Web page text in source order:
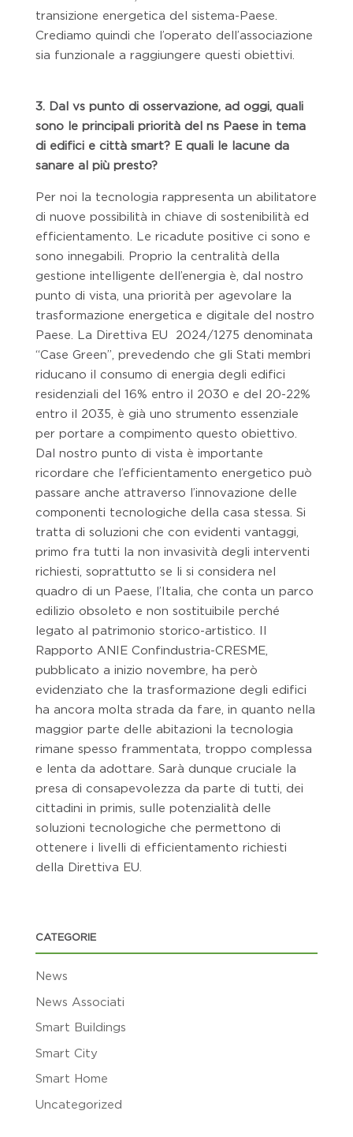
transizione energetica del sistema-Paese.
Crediamo quindi che l’operato dell’associazione
sia funzionale a raggiungere questi obiettivi.
3. Dal vs punto di osservazione, ad oggi, quali
sono le principali priorità del ns Paese in tema
di edifici e città smart? E quali le lacune da
sanare al più presto?
Per noi la tecnologia rappresenta un abilitatore
di nuove possibilità in chiave di sostenibilità ed
efficientamento. Le ricadute positive ci sono e
sono innegabili. Proprio la centralità della
gestione intelligente dell’energia è, dal nostro
punto di vista, una priorità per agevolare la
trasformazione energetica e digitale del nostro
Paese. La Direttiva EU 2024/1275 denominata
“Case Green”, prevedendo che gli Stati membri
riducano il consumo di energia degli edifici
residenziali del 16% entro il 2030 e del 20-22%
entro il 2035, è già uno strumento essenziale
per portare a compimento questo obiettivo.
Dal nostro punto di vista è importante
ricordare che l’efficientamento energetico può
passare anche attraverso l’innovazione delle
componenti tecnologiche della casa stessa. Si
tratta di soluzioni che con evidenti vantaggi,
primo fra tutti la non invasività degli interventi
richiesti, soprattutto se li si considera nel
quadro di un Paese, l’Italia, che conta un parco
edilizio obsoleto e non sostituibile perché
legato al patrimonio storico-artistico. Il
Rapporto ANIE Confindustria-CRESME,
pubblicato a inizio novembre, ha però
evidenziato che la trasformazione degli edifici
ha ancora molta strada da fare, in quanto nella
maggior parte delle abitazioni la tecnologia
rimane spesso frammentata, troppo complessa
e lenta da adottare. Sarà dunque cruciale la
presa di consapevolezza da parte di tutti, dei
cittadini in primis, sulle potenzialità delle
soluzioni tecnologiche che permettono di
ottenere i livelli di efficientamento richiesti
della Direttiva EU.
CATEGORIE
News
News Associati
Smart Buildings
Smart City
Smart Home
Uncategorized